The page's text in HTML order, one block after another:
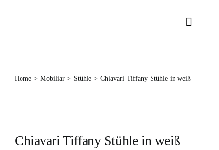
Toggle
Home Mobiliar Stühle Chiavari Tiffany Stühle in weiß
Chiavari Tiffany Stühle in weiß